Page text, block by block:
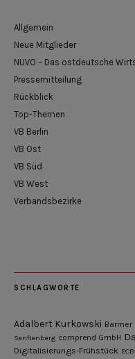
Allgemein
Neue Mitglieder
NUVO – Das ostdeutsche
Pressemitteilung
Rückblick
Top-Themen
VB Berlin
VB Ost
VB Süd
VB West
Verbandsbezirke
SCHLAGWORTE
Adalbert Kurkowski Barmer
Senftenberg comprend GmbH
Digitalisierungs-Frühstück